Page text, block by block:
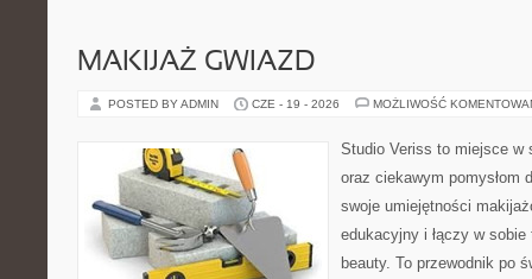
MAKIJAŻ GWIAZD
POSTED BY ADMIN CZE - 19 - 2026 MOŻLIWOŚĆ
Studio Veriss to miejsce w
oraz ciekawym pomysłom
swoje umiejętności
edukacyjny i łączy w
beauty. To przewodnik po